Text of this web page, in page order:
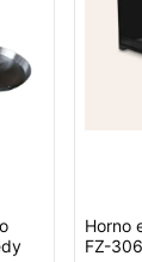
Horno
FZ-